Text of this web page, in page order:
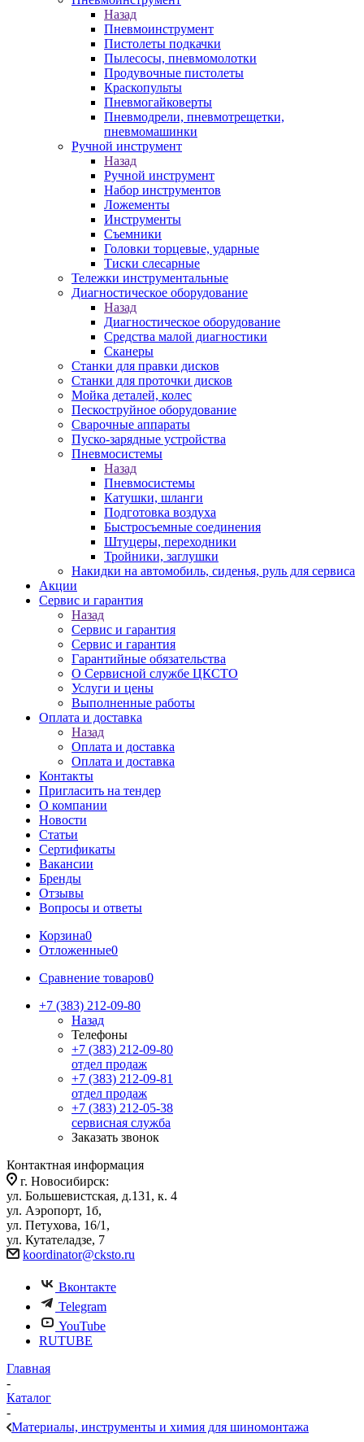
Назад
Пневмоинструмент
Пистолеты подкачки
Пылесосы, пневмомолотки
Продувочные пистолеты
Краскопульты
Пневмогайковерты
Пневмодрели, пневмотрещетки,
пневмомашинки
Ручной инструмент
Назад
Ручной инструмент
Набор инструментов
Ложементы
Инструменты
Съемники
Головки торцевые, ударные
Тиски слесарные
Тележки инструментальные
Диагностическое оборудование
Назад
Диагностическое оборудование
Средства малой диагностики
Сканеры
Станки для правки дисков
Станки для проточки дисков
Мойка деталей, колес
Пескоструйное оборудование
Сварочные аппараты
Пуско-зарядные устройства
Пневмосистемы
Назад
Пневмосистемы
Катушки, шланги
Подготовка воздуха
Быстросъемные соединения
Штуцеры, переходники
Тройники, заглушки
Накидки на автомобиль, сиденья, руль для сервиса
Акции
Сервис и гарантия
Назад
Сервис и гарантия
Сервис и гарантия
Гарантийные обязательства
О Сервисной службе ЦКСТО
Услуги и цены
Выполненные работы
Оплата и доставка
Назад
Оплата и доставка
Оплата и доставка
Контакты
Пригласить на тендер
О компании
Новости
Статьи
Сертификаты
Вакансии
Бренды
Отзывы
Вопросы и ответы
Корзина0
Отложенные0
Сравнение товаров0
+7 (383) 212-09-80
Назад
Телефоны
+7 (383) 212-09-80
отдел продаж
+7 (383) 212-09-81
отдел продаж
+7 (383) 212-05-38
сервисная служба
Заказать звонок
Контактная информация
г. Новосибирск:
ул. Большевистская, д.131, к. 4
ул. Аэропорт, 1б,
ул. Петухова, 16/1,
ул. Кутателадзе, 7
koordinator@cksto.ru
Вконтакте
Telegram
YouTube
RUTUBE
Главная
-
Каталог
-
Материалы, инструменты и химия для шиномонтажа